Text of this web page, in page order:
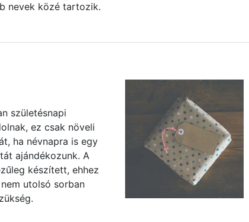
nevek közé tartozik.
születésnapi
ez csak növeli
ha névnapra is egy
ajándékozunk. A
készített, ehhez
utolsó sorban